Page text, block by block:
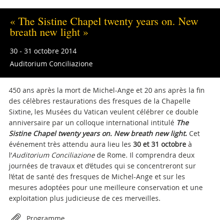
« The Sistine Chapel twenty years on. New
breath new light »
30 - 31 octobre 2014
Auditorium Conciliazione
450 ans après la mort de Michel-Ange et 20 ans après la fin
des célèbres restaurations des fresques de la Chapelle
Sixtine, les Musées du Vatican veulent célébrer ce double
anniversaire par un colloque international intitulé The
Sistine Chapel twenty years on. New breath new light.Cet
événement très attendu aura lieu les 30 et 31 octobreà
l’Auditorium Conciliazionede Rome. Il comprendra deux
journées de travaux et d’études qui se concentreront sur
l’état de santé des fresques de Michel-Ange et sur les
mesures adoptées pour une meilleure conservation et une
exploitation plus judicieuse de ces merveilles.
Attachments